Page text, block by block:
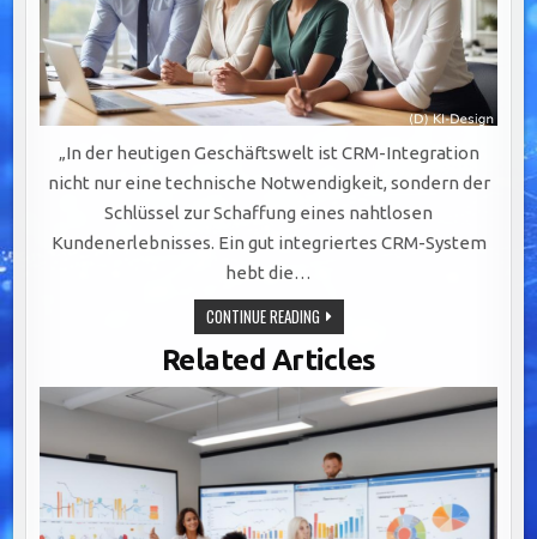
„In der heutigen Geschäftswelt ist CRM-Integration
nicht nur eine technische Notwendigkeit, sondern der
Schlüssel zur Schaffung eines nahtlosen
Kundenerlebnisses. Ein gut integriertes CRM-System
hebt die…
CONTINUE READINGOPTIMALE
CRM-
INTEGRATION:
SCHLÜSSEL
FÜR
NAHTLOSE
KUNDENERLEBNISSE
UND
NACHHALTIGES
Related Articles